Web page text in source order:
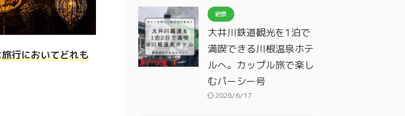
行においてどれも
絶景
大井川鉄道観光を1泊で
満喫できる川根温泉ホテ
ルへ。カップル旅で楽し
むパーシー号
2026/6/17